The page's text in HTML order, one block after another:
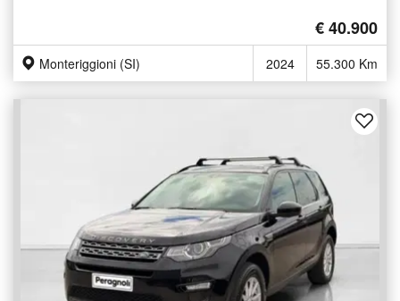
€ 40.900
Monteriggioni (SI) 2024 55.300 Km